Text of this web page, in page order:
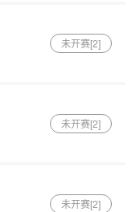
未开赛[2]
未开赛[2]
未开赛[2]